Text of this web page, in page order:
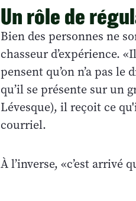
Un rôle de
Bien des personnes ne
chasseur d’expérience.
pensent qu’on n’a pas
qu’il se présente sur un
Lévesque), il reçoit ce
courriel.
À l’inverse, «c’est arrivé